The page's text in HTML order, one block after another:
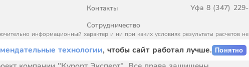
технологии, чтобы сайт работал лучше. Понятно
Контакты
Сотрудничество
Уфа 8 (347)
информационный характер и ни при каких условиях результаты расчетов